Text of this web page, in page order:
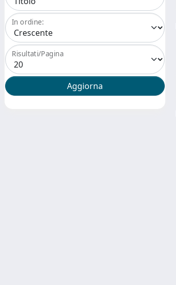
In ordine:
Risultati/Pagina